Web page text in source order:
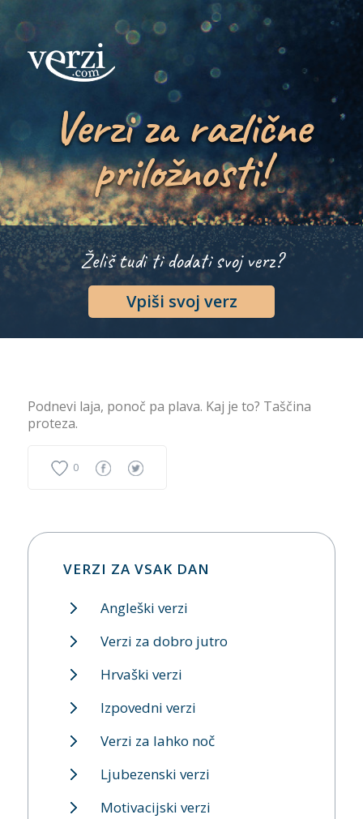
Verzi za različne
priložnosti!
Želiš tudi ti dodati svoj verz?
Vpiši svoj verz
Podnevi laja, ponoč pa plava. Kaj je to? Taščina
proteza.
0
VERZI ZA VSAK DAN
Angleški verzi
Verzi za dobro jutro
Hrvaški verzi
Izpovedni verzi
Verzi za lahko noč
Ljubezenski verzi
Motivacijski verzi